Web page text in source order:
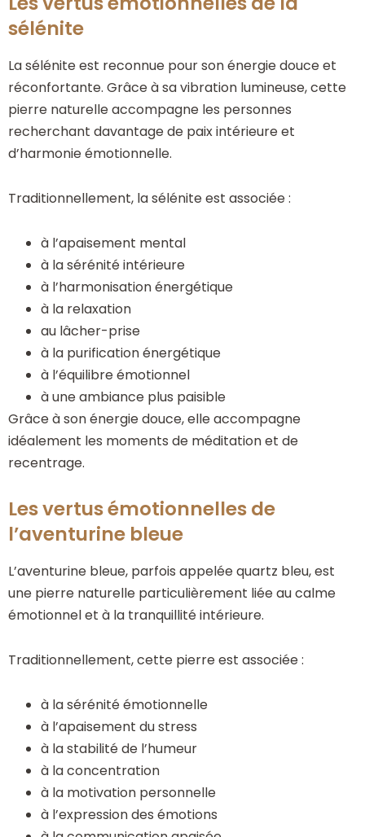
sélénite
La sélénite est reconnue pour son énergie douce et
réconfortante. Grâce à sa vibration lumineuse, cette
pierre naturelle accompagne les personnes
recherchant davantage de paix intérieure et
d’harmonie émotionnelle.
Traditionnellement, la sélénite est associée :
à l’apaisement mental
à la sérénité intérieure
à l’harmonisation énergétique
à la relaxation
au lâcher-prise
à la purification énergétique
à l’équilibre émotionnel
à une ambiance plus paisible
Grâce à son énergie douce, elle accompagne
idéalement les moments de méditation et de
recentrage.
Les vertus émotionnelles de
l’aventurine bleue
L’aventurine bleue, parfois appelée quartz bleu, est
une pierre naturelle particulièrement liée au calme
émotionnel et à la tranquillité intérieure.
Traditionnellement, cette pierre est associée :
à la sérénité émotionnelle
à l’apaisement du stress
à la stabilité de l’humeur
à la concentration
à la motivation personnelle
à l’expression des émotions